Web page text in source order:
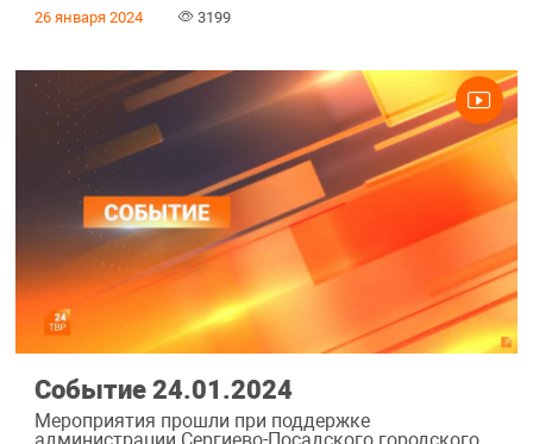
26 января 2024 3199
Событие 24.01.2024
Мероприятия прошли при поддержке
администрации Сергиево-Посадского городского